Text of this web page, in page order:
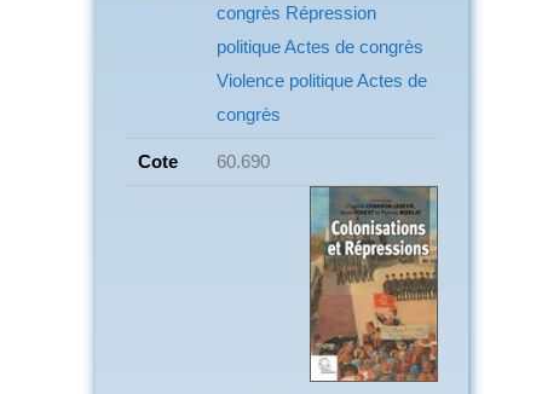
congrès Répression
politiqueActes de congrès
Violence politiqueActes de
congrès
Cote 60.690